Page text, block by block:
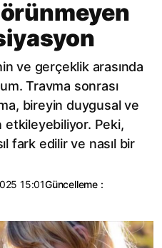
ve gerçeklik arasında
Travma sonrası
bireyin duygusal ve
etkileyebiliyor. Peki,
fark edilir ve nasıl bir
15:01Güncelleme :